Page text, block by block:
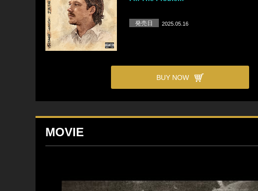
発売日 2025.05.16
BUY NOW
MOVIE